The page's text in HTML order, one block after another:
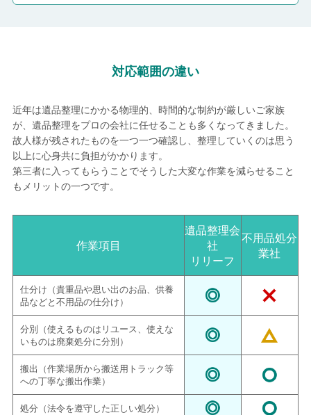
対応範囲の違い
近年は遺品整理にかかる物理的、時間的な制約が厳しいご家族
が、遺品整理をプロの会社に任せることも多くなってきました。
故人様が残されたものを一つ一つ確認し、整理していくのは思う
以上に心身共に負担がかかります。
第三者に入ってもらうことでそうした大変な作業を減らせること
もメリットの一つです。
作業項目
遺品整理会
社
リリーフ
不用品処分
業社
仕分け（貴重品や思い出のお品、供養
品などと不用品の仕分け）
分別（使えるものはリユース、使えな
いものは廃棄処分に分別）
搬出（作業場所から搬送用トラック等
への丁寧な搬出作業）
処分（法令を遵守した正しい処分）